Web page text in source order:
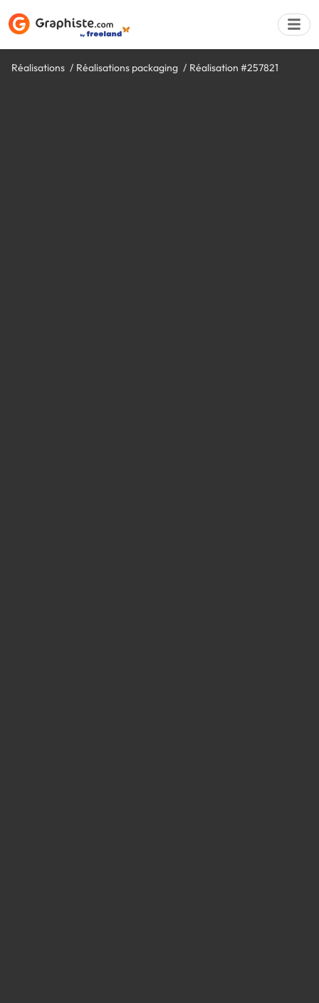
Réalisations Réalisations packaging Réalisation #257821